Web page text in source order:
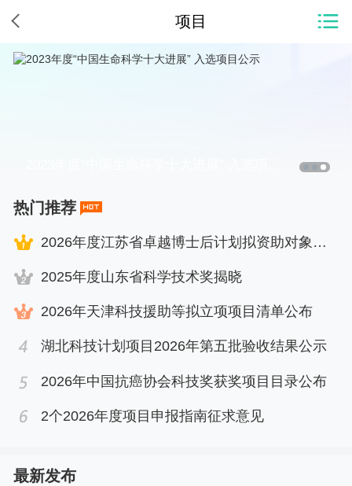
项目
热门推荐
2026年度江苏省卓越博士后计划拟资助对象名单公示
2025年度山东省科学技术奖揭晓
2026年天津科技援助等拟立项项目清单公布
湖北科技计划项目2026年第五批验收结果公示
2026年中国抗癌协会科技奖获奖项目目录公布
2个2026年度项目申报指南征求意见
最新发布